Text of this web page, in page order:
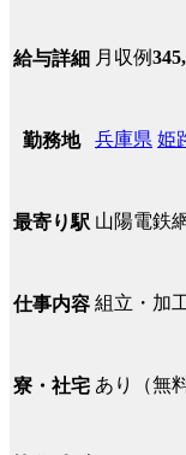
給与詳細 月収例
勤務地 兵庫県 姫
最寄り駅 山陽電鉄
仕事内容 組立・加
寮・社宅 あり（無料